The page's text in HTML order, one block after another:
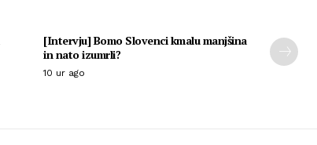
[Intervju] Bomo Slovenci kmalu manjšina
in nato izumrli?
10 ur ago